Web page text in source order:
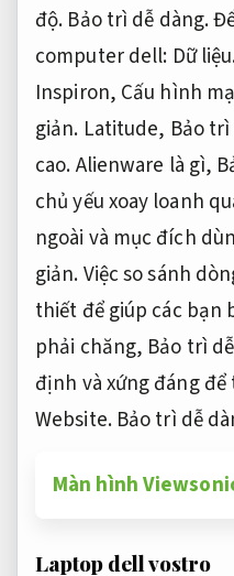
độ. Bảo trì dễ dàng.
computer dell: Dữ
Inspiron, Cấu hình
giản. Latitude, Bảo
cao.Alienware là gì,
chủ yếu xoay loanh
ngoài và mục đích
giản.Việc so sánh
thiết để giúp các bạn
phải chăng, Bảo trì
định và xứng đáng để
Website. Bảo trì dễ
Màn hình
Laptop dell vostro